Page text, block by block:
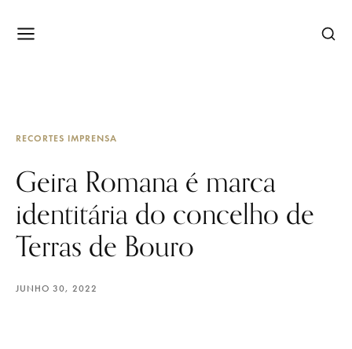
RECORTES IMPRENSA
Geira Romana é marca
identitária do concelho de
Terras de Bouro
JUNHO 30, 2022